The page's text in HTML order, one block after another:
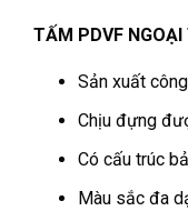
TẤM PDVF NGOẠI
Sản xuất
Chịu đựng
Có cấu trúc
Màu sắc đa